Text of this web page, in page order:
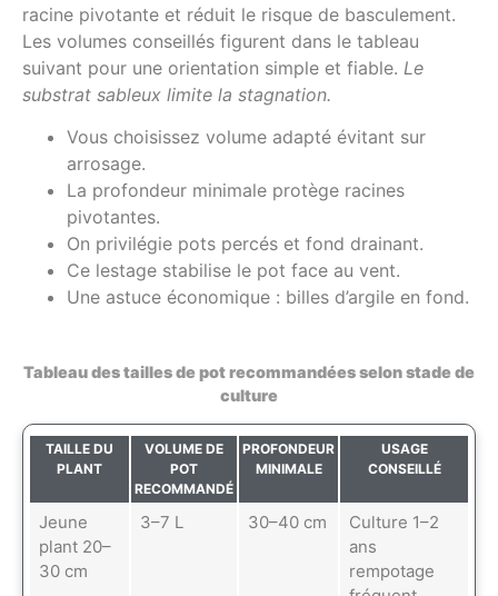
racine pivotante et réduit le risque de basculement.
Les volumes conseillés figurent dans le tableau
suivant pour une orientation simple et fiable. Le
substrat sableux limite la stagnation.
Vous choisissez volume adapté évitant sur
arrosage.
La profondeur minimale protège racines
pivotantes.
On privilégie pots percés et fond drainant.
Ce lestage stabilise le pot face au vent.
Une astuce économique : billes d’argile en fond.
Tableau des tailles de pot recommandées selon stade de
culture
TAILLE DU
PLANT
VOLUME DE
POT
RECOMMANDÉ
PROFONDEUR
MINIMALE
USAGE
CONSEILLÉ
Jeune
plant 20–
30 cm
3–7 L 30–40 cm
Culture 1–2
ans
rempotage